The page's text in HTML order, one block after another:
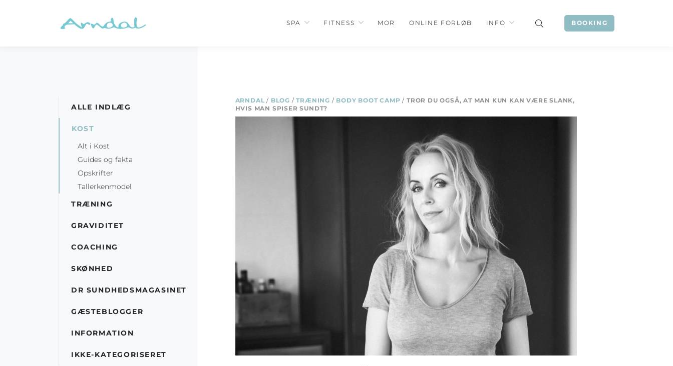
BOOKING
SPA FITNESS MOR ONLINE FORLØB INFO
ARNDAL / BLOG /TRÆNING / BODY BOOT CAMP / TROR DU OGSÅ, AT MAN KUN KAN VÆRE SLANK,
HVIS MAN SPISER SUNDT?
ALLE INDLÆG
KOST
Alt i Kost
Guides og fakta
Opskrifter
Tallerkenmodel
TRÆNING
GRAVIDITET
COACHING
SKØNHED
DR SUNDHEDSMAGASINET
GÆSTEBLOGGER
INFORMATION
IKKE-KATEGORISERET